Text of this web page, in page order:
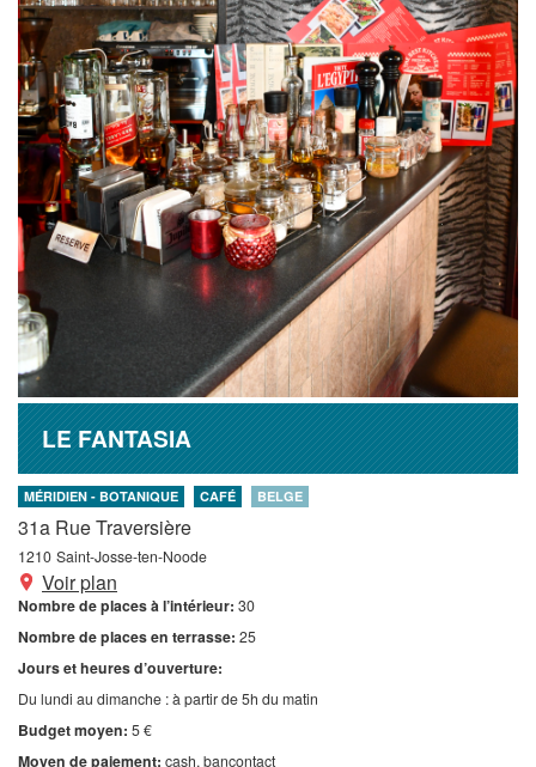
LE FANTASIA
MÉRIDIEN - BOTANIQUE CAFÉ BELGE
31a Rue Traversière
1210 Saint-Josse-ten-Noode
Voir plan
Nombre de places à l’intérieur: 30
Nombre de places en terrasse: 25
Jours et heures d’ouverture:
Du lundi au dimanche : à partir de 5h du matin
Budget moyen: 5 €
Moyen de paiement: cash bancontact